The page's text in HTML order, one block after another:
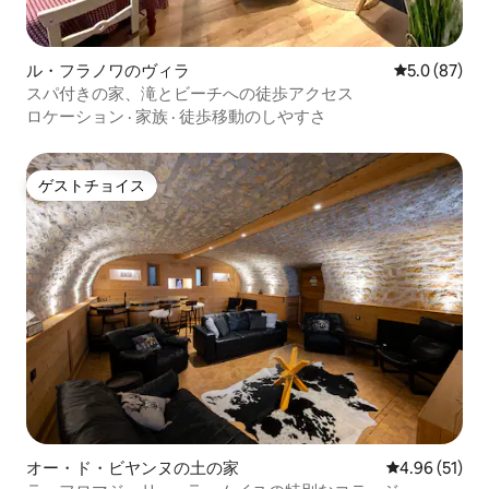
ル・フラノワのヴィラ レビュー87
5.0 (87)
スパ付きの家、滝とビーチへの徒歩アクセス
ロケーション · 家族 · 徒歩移動のしやすさ
ゲストチョイス
ゲストチョイス
オー・ド・ビヤンヌの土の家 レビュー51
4.96 (51)